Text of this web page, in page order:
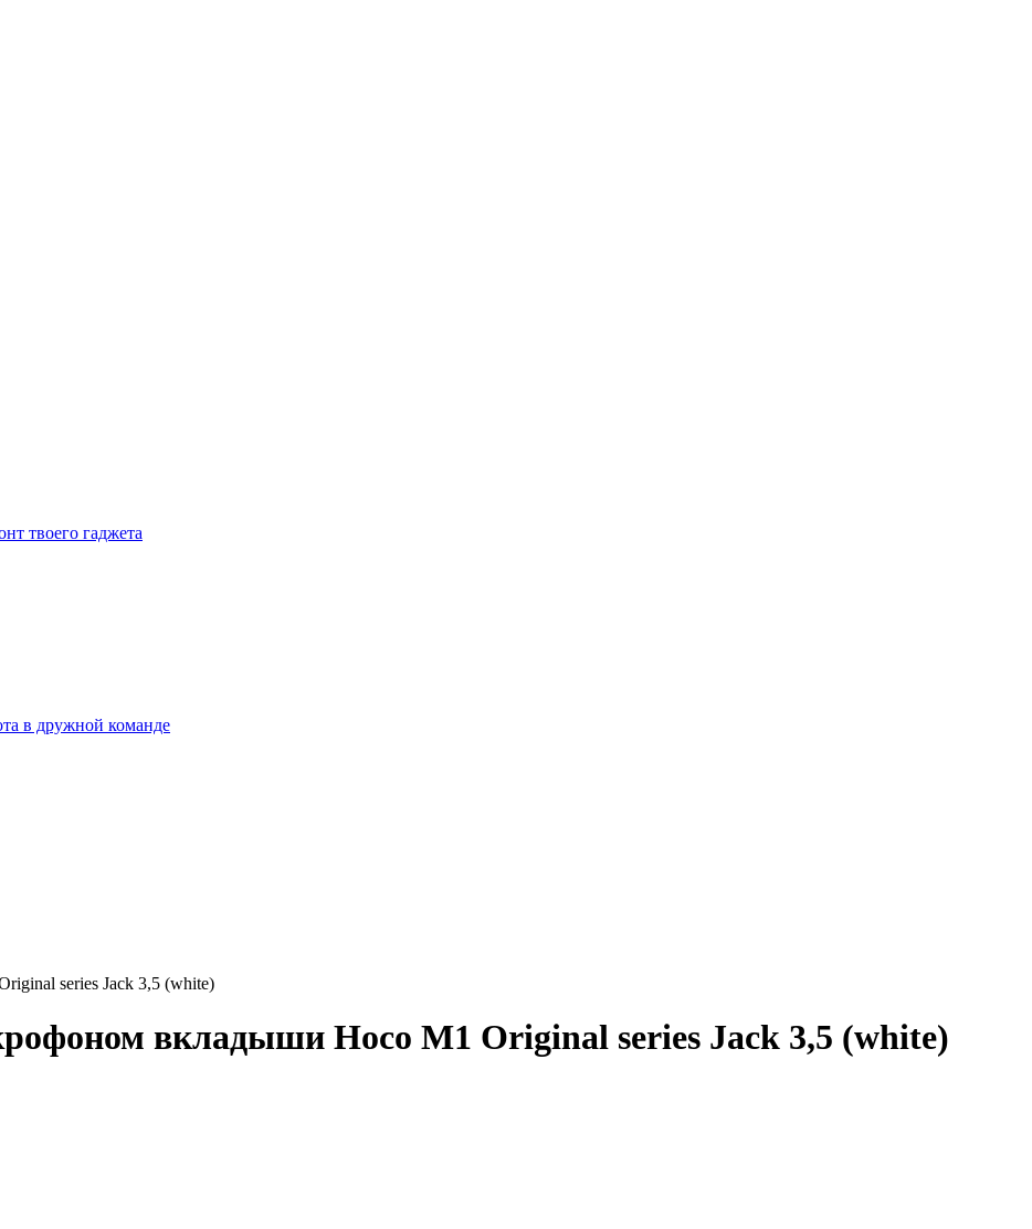
твоего гаджета
в дружной команде
series Jack 3,5 (white)
вкладыши Hoco M1 Original series Jack 3,5 (white)